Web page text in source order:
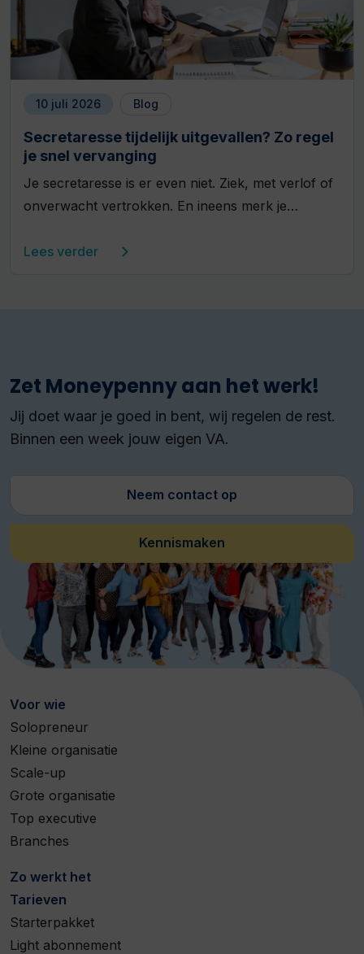
10 juli 2026 Blog
Secretaresse tijdelijk uitgevallen? Zo regel
je snel vervanging
Je secretaresse is er even niet. Ziek, met verlof of
onverwacht vertrokken. En ineens merk je…
Lees verder
Zet Moneypenny aan het werk!
Jij doet waar je goed in bent, wij regelen de rest.
Binnen een week jouw eigen VA.
Neem contact op
Kennismaken
Voor wie
Solopreneur
Kleine organisatie
Scale-up
Grote organisatie
Top executive
Branches
Zo werkt het
Tarieven
Starterpakket
Light abonnement